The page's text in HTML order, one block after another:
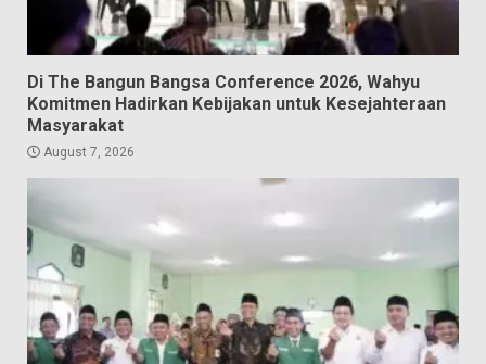
Di The Bangun Bangsa Conference 2026, Wahyu
Komitmen Hadirkan Kebijakan untuk Kesejahteraan
Masyarakat
August 7, 2026